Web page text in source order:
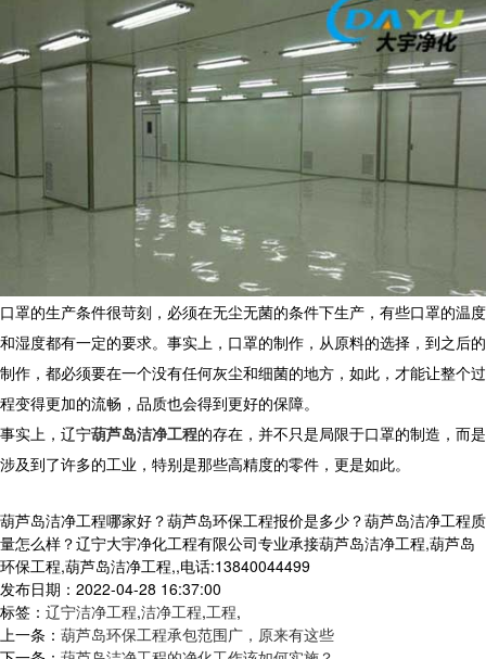
口罩的生产条件很苛刻，必须在无尘无菌的条件下生产，有些口罩的温度
和湿度都有一定的要求。事实上，口罩的制作，从原料的选择，到之后的
制作，都必须要在一个没有任何灰尘和细菌的地方，如此，才能让整个过
程变得更加的流畅，品质也会得到更好的保障。
事实上，辽宁葫芦岛洁净工程的存在，并不只是局限于口罩的制造，而是
涉及到了许多的工业，特别是那些高精度的零件，更是如此。
葫芦岛洁净工程哪家好？葫芦岛环保工程报价是多少？葫芦岛洁净工程质
量怎么样？辽宁大宇净化工程有限公司专业承接葫芦岛洁净工程,葫芦岛
环保工程,葫芦岛洁净工程,,电话:13840044499
发布日期：2022-04-28 16:37:00
标签： 辽宁洁净工程,洁净工程,工程,
上一条： 葫芦岛环保工程承包范围广，原来有这些